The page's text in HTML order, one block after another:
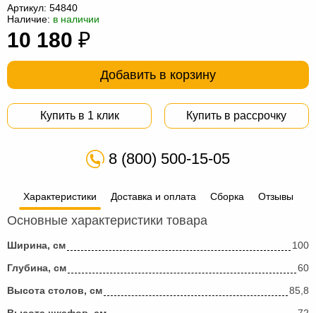
мешки
Мебель
из
Садовая
Артикул: 54840
Наличие: в наличии
10 180 ₽
Добавить в корзину
Купить в 1 клик Купить в рассрочку
8 (800) 500-15-05
Характеристики Доставка и оплата Сборка Отзывы
Основные характеристики товара
Ширина, см
100
Глубина, см
60
Высота столов, см
85,8